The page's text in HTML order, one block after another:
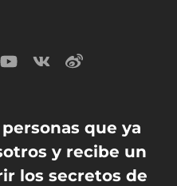
que ya
y recibe un
los secretos de